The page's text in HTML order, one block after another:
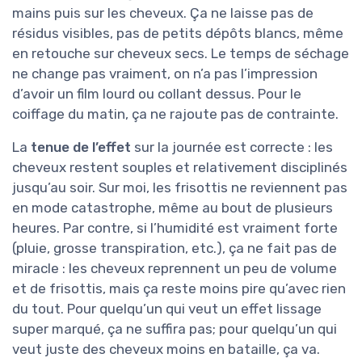
mains puis sur les cheveux. Ça ne laisse pas de
résidus visibles, pas de petits dépôts blancs, même
en retouche sur cheveux secs. Le temps de séchage
ne change pas vraiment, on n’a pas l’impression
d’avoir un film lourd ou collant dessus. Pour le
coiffage du matin, ça ne rajoute pas de contrainte.
La tenue de l’effet sur la journée est correcte : les
cheveux restent souples et relativement disciplinés
jusqu’au soir. Sur moi, les frisottis ne reviennent pas
en mode catastrophe, même au bout de plusieurs
heures. Par contre, si l’humidité est vraiment forte
(pluie, grosse transpiration, etc.), ça ne fait pas de
miracle : les cheveux reprennent un peu de volume
et de frisottis, mais ça reste moins pire qu’avec rien
du tout. Pour quelqu’un qui veut un effet lissage
super marqué, ça ne suffira pas; pour quelqu’un qui
veut juste des cheveux moins en bataille, ça va.